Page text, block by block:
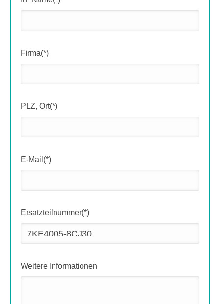
Firma(*)
PLZ, Ort(*)
E-Mail(*)
Ersatzteilnummer(*)
Weitere Informationen